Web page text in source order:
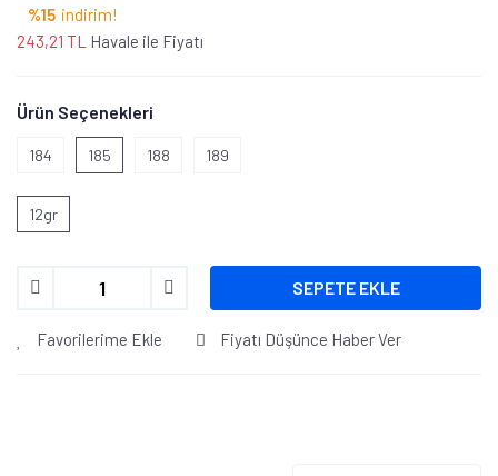
%15 indirim!
243,21 TL
Havale ile Fiyatı
Ürün Seçenekleri
184 185 188 189
12gr
SEPETE EKLE
Favorilerime Ekle Fiyatı Düşünce Haber Ver